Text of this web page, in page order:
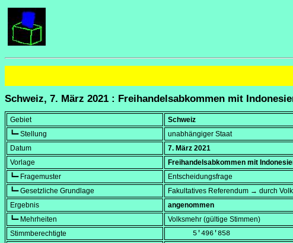
Schweiz, 7. März 2021 : Freihandelsabkommen mit
Gebiet
Schweiz
┗━ Stellung
unabhängiger Staat
Datum
7. März 2021
Vorlage
Freihandelsabkommen mit
┗━ Fragemuster
Entscheidungsfrage
┗━ Gesetzliche Grundlage
Fakultatives Referendum → durch
Ergebnis
angenommen
┗━ Mehrheiten
Volksmehr (gültige Stimmen)
Stimmberechtigte
      5'496'858